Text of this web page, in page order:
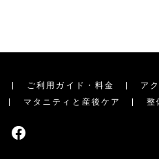
ご利用ガイド・料金 ア
マタニティと産後ケア 整